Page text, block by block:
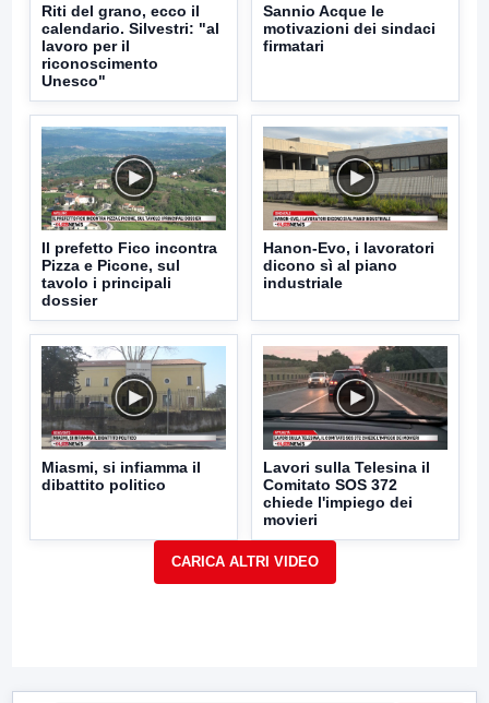
Riti del grano, ecco il
calendario. Silvestri: "al
lavoro per il
riconoscimento
Unesco"
Sannio Acque le
motivazioni dei sindaci
firmatari
Il prefetto Fico incontra
Pizza e Picone, sul
tavolo i principali
dossier
Hanon-Evo, i lavoratori
dicono sì al piano
industriale
Miasmi, si infiamma il
dibattito politico
Lavori sulla Telesina il
Comitato SOS 372
chiede l'impiego dei
movieri